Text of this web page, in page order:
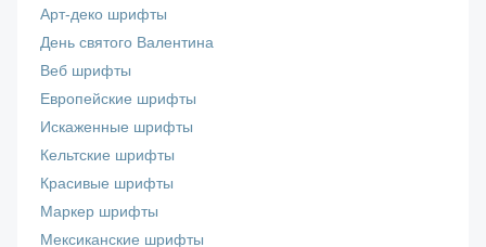
Арт-деко шрифты
День святого Валентина
Веб шрифты
Европейские шрифты
Искаженные шрифты
Кельтские шрифты
Красивые шрифты
Маркер шрифты
Мексиканские шрифты